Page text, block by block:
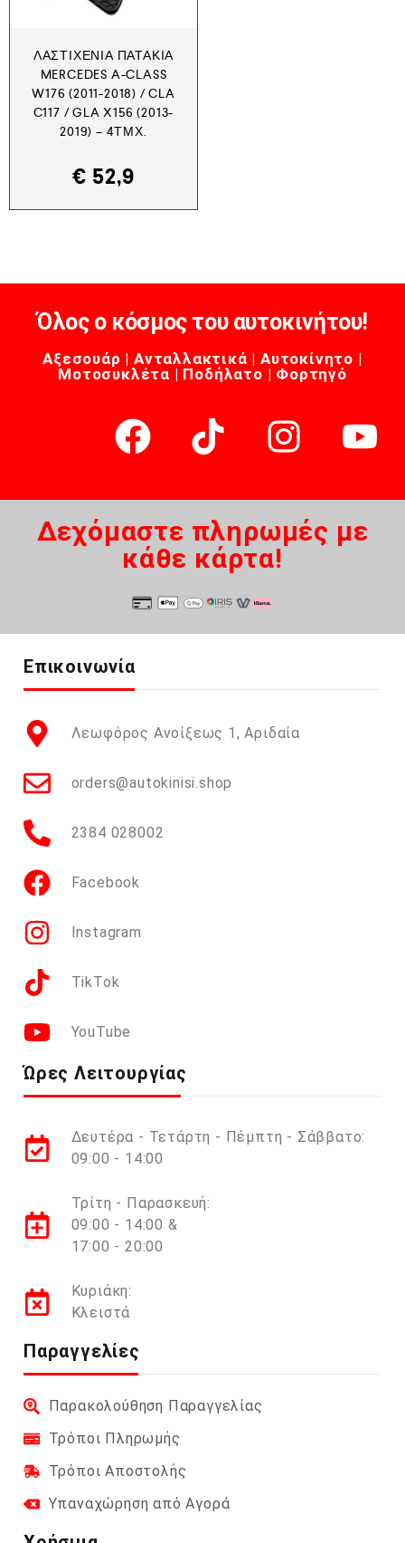
ΛΑΣΤΙΧΈΝΙΑ ΠΑΤΆΚΙΑ
MERCEDES A-CLASS
W176 (2011-2018) / CLA
C117 / GLA X156 (2013-
2019) – 4ΤΜΧ.
€ 52,9
Όλος ο κόσμος του αυτοκινήτου!
Αξεσουάρ | Ανταλλακτικά | Αυτοκίνητο |
Μοτοσυκλέτα | Ποδήλατο | Φορτηγό
Δεχόμαστε πληρωμές με
κάθε κάρτα!
Επικοινωνία
Λεωφόρος Ανοίξεως 1, Αριδαία
orders@autokinisi.shop
2384 028002
Facebook
Instagram
TikTok
YouTube
Ώρες Λειτουργίας
Δευτέρα - Τετάρτη - Πέμπτη - Σάββατο:
09:00 - 14:00
Τρίτη - Παρασκευή:
09:00 - 14:00 &
17:00 - 20:00
Κυριάκη:
Κλειστά
Παραγγελίες
Παρακολούθηση Παραγγελίας
Τρόποι Πληρωμής
Τρόποι Αποστολής
Υπαναχώρηση από Αγορά